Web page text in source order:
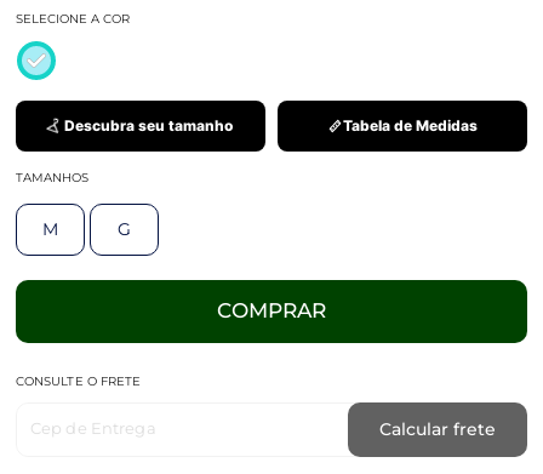
SELECIONE A COR
Descubra seu tamanho Tabela de Medidas
TAMANHOS
M G
COMPRAR
CONSULTE O FRETE
Cep de Entrega Calcular frete